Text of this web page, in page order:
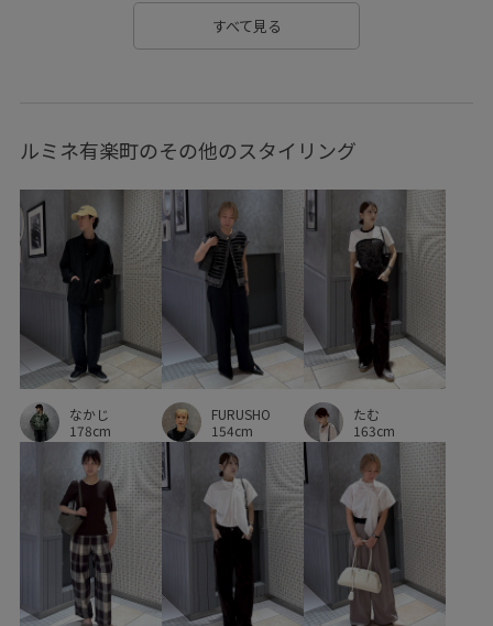
ロゴプリント
別注アイテム 定番 布帛 快適
透け感がない 通気性
すべて見る
ルミネ有楽町のその他のスタイリング
なかじ
178cm
FURUSHO
154cm
たむ
163cm